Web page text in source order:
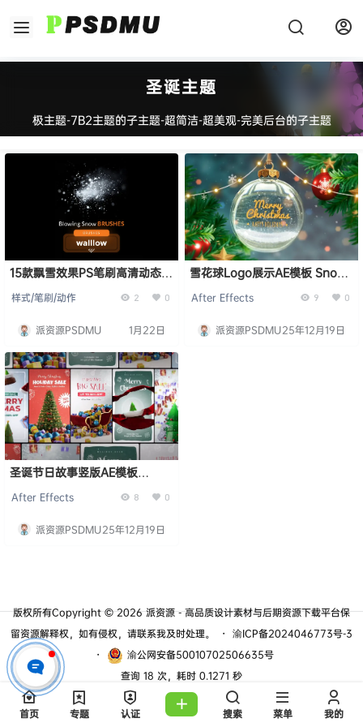
圣诞主题
极主题-7B2主题的子主题-超简洁-超美观-完美后台的子主题
15款飘雪效果PS笔刷高清动态风
样式/笔刷/动作 2 0
派资源PSDMU 1月22日
雪花球Logo展示AE模板 Snow
After Effects 9 0
派资源PSDMU25年12月19日
圣诞节日故事竖版AE模板
After Effects 8 0
派资源PSDMU25年12月19日
版权所有Copyright © 2026派资源 - 高品质设计素材与后期资源下载平台保
留资源解释权，如有侵权，请联系我及时处理。
・ 渝ICP备2024046773号-3
・
渝公网安备50010702506635号
查询 18 次，耗时 0.1271 秒
首页 专题 认证 搜索 菜单 我的